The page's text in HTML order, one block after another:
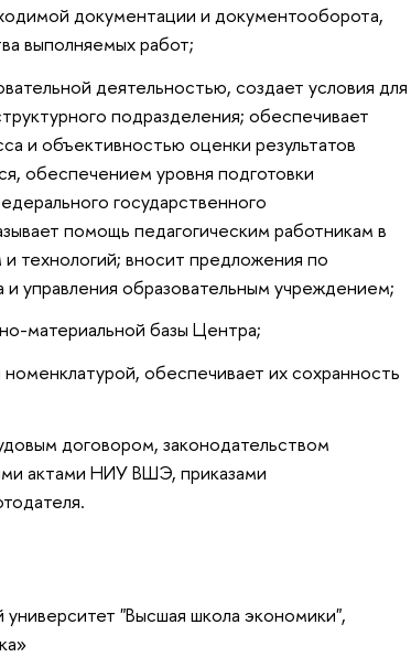
документации и документооборота,
выполняемых работ;
деятельностью, создает условия для
подразделения; обеспечивает
и объективностью оценки результатов
обеспечением уровня подготовки
государственного
помощь педагогическим работникам в
технологий; вносит предложения по
управления образовательным учреждением;
материальной базы Центра;
обеспечивает их сохранность
договором, законодательством
актами НИУ ВШЭ, приказами
"Высшая школа экономики",